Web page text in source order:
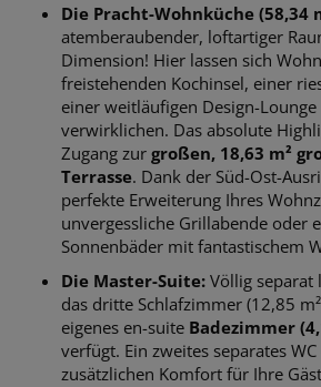
Die Pracht-Wohnküche (58,34
atemberaubender, loftartiger
Dimension! Hier lassen sich
freistehenden Kochinsel, einer
einer weitläufigen Design-
verwirklichen. Das absolute
Zugang zur großen, 18,63 m²
Terrasse. Dank der Süd-Ost-
perfekte Erweiterung Ihres
unvergessliche Grillabende oder
Sonnenbäder mit fantastischem
Die Master-Suite: Völlig separat
das dritte Schlafzimmer (12,85
eigenes en-suite Badezimmer
verfügt. Ein zweites separates
zusätzlichen Komfort für Ihre